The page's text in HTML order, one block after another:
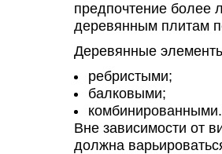
предпочтение более
деревянным плитам
Деревянные
ребристыми;
балковыми;
комбинированными.
Вне зависимости от
должна